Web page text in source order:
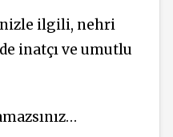
ilgili, nehri
inatçı ve umutlu